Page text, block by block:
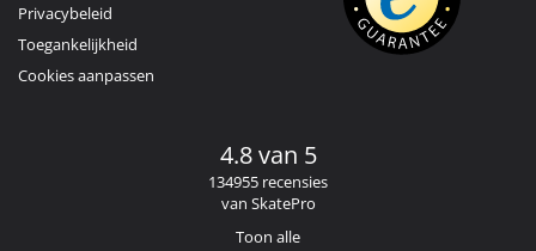
Privacybeleid
Toegankelijkheid
Cookies aanpassen
4.8 van 5
134955 recensies
van SkatePro
Toon alle